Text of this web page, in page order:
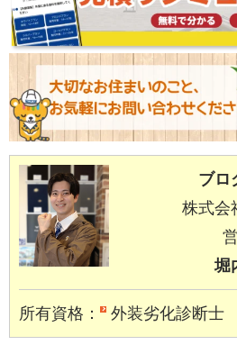
ブロ
株式会
堀
所有資格： 外装劣化診断士